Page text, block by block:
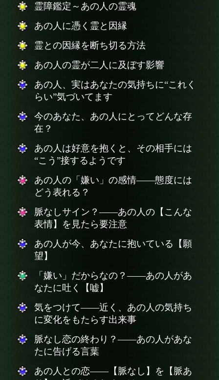
霊障鑑定～あの人の霊魂
あの人に憑く霊と因縁
霊との因縁を断ち切る方法
あの人の霊が二人に及ぼす影響
あの人、実はあなたの気持ちに“これく
らい”気づいてます
今のあなた、あの人にとってどんな存
在？
あの人は好意を抱くと、その相手には
“こう”接するようです
あの人の「嫌い」の感情——態度には
どう表れる？
脈なしサイン？——あの人の【こんな
表情】を見たら要注意
あの人が今、あなたに抱いている【願
望】
「嫌い」だからなの？——あの人があ
なたに吐く【嘘】
気をつけて——近く、あの人の気持ち
に変化をもたらす出来事
脈なし恋の終わり？——あの人があな
たに告げる言葉
あの人との恋——【脈なし】を【脈あ